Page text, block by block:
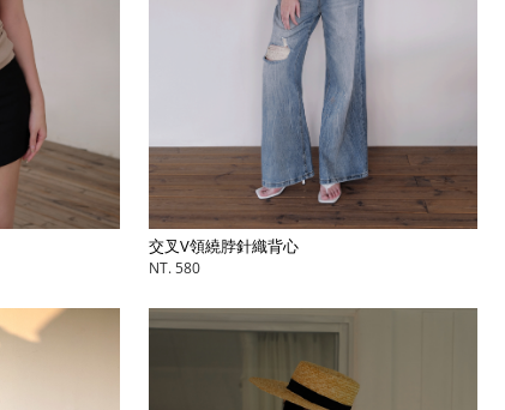
交叉V領繞脖針織背心
NT. 580